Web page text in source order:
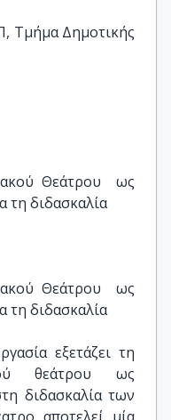
Τμήμα Δημοτικής
Θεάτρου  ως
τη διδασκαλία
Θεάτρου  ως
τη διδασκαλία
εξετάζει τη
θεάτρου ως
διδασκαλία των